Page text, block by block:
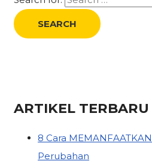
ARTIKEL TERBARU
8 Cara
Perubahan